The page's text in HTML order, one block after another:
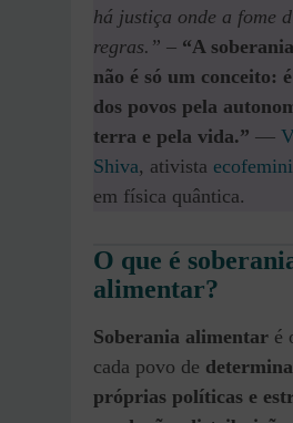
há justiça onde a fome
regras.” – “A
não é só um conceito:
dos povos pela
terra e pela vida.” —
Shiva, ativista ecofemini
em física quântica.
O que é
alimentar?
Soberania alimentar é
cada povo de
próprias políticas e